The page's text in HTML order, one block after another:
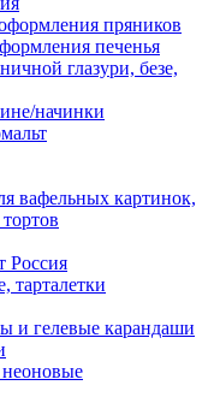
пряников
печенья
глазури, безе,
начинки
вафельных картинок,
Россия
тарталетки
и гелевые карандаши